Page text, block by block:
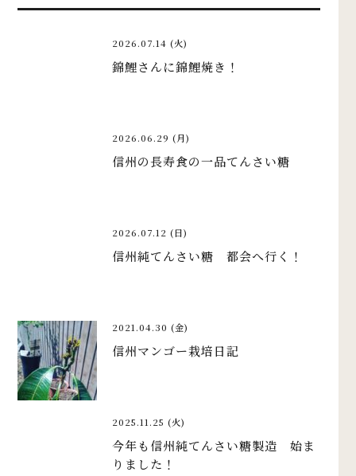
2026.07.14 (火)
錦鯉さんに錦鯉焼き！
2026.06.29 (月)
信州の長寿食の一品てんさい糖
2026.07.12 (日)
信州純てんさい糖 都会へ行く！
2021.04.30 (金)
信州マンゴー栽培日記
2025.11.25 (火)
今年も信州純てんさい糖製造 始ま
りました！